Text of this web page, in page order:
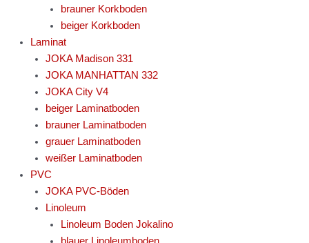
brauner Korkboden
beiger Korkboden
Laminat
JOKA Madison 331
JOKA MANHATTAN 332
JOKA City V4
beiger Laminatboden
brauner Laminatboden
grauer Laminatboden
weißer Laminatboden
PVC
JOKA PVC-Böden
Linoleum
Linoleum Boden Jokalino